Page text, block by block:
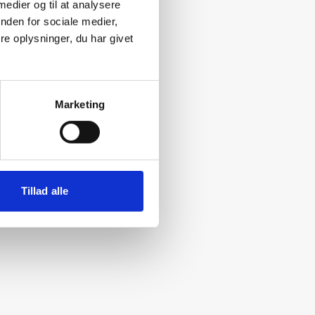
og til at analysere
for sociale medier,
oplysninger, du har givet
Marketing
Tillad alle